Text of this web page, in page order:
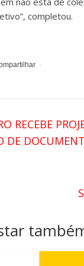
completou.
RECEBE
DE